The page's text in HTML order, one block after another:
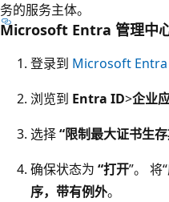
务的服务主体。
Microsoft Entra 管理中
登录到 Microsoft Entra
浏览到 Entra ID>企业
选择“限制最大证书生
确保状态为 “打开”。 将
序，带有例外。